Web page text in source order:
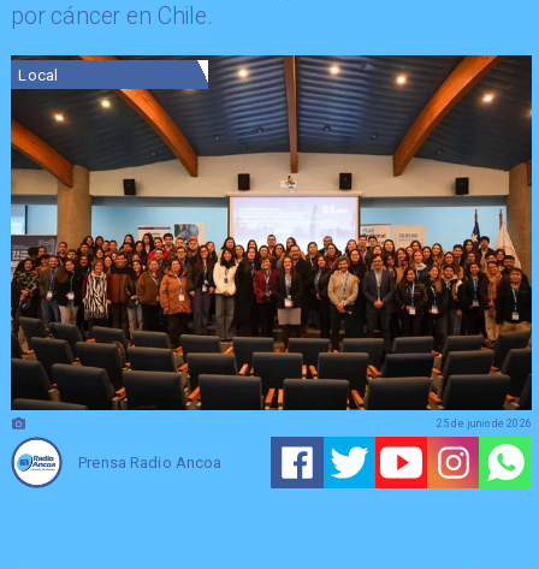
por cáncer en Chile.
Local
Prensa Radio Ancoa
25 de junio de 2026